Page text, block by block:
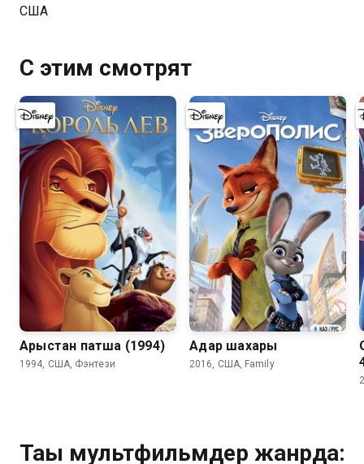
США
С этим смотрят
8.8
Арыстан патша (1994)
1994, США, Фэнтези
8.3
Аңдар шахары
2016, США, Family
Тағы мультфильмдер жанрда: